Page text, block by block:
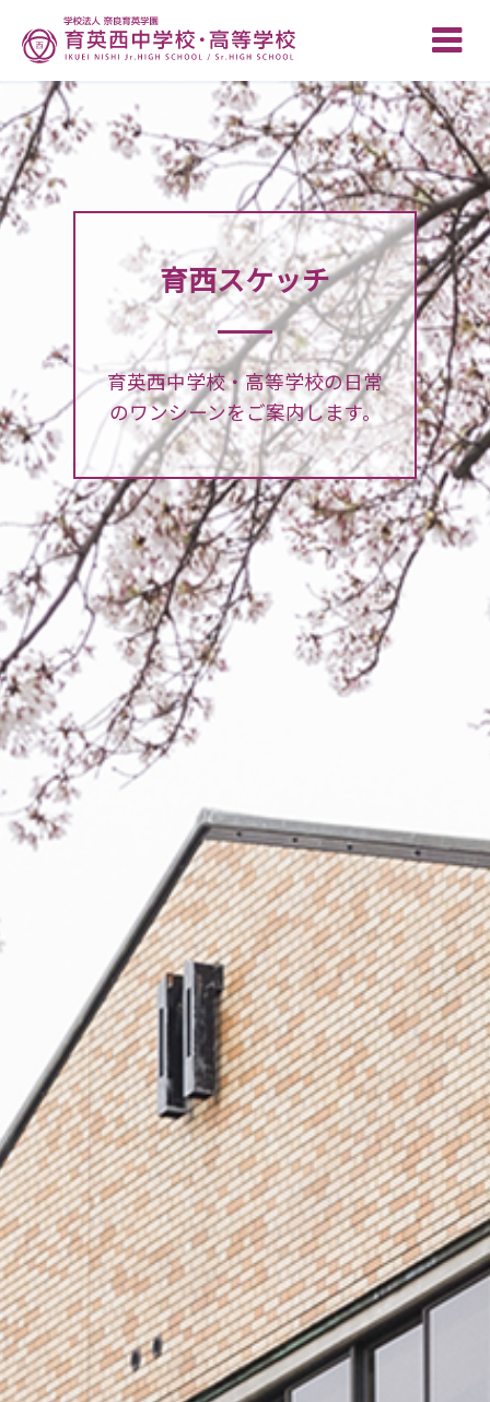
Toggle
育西スケッチ
育英西中学校・高等学校の日常
のワンシーンをご案内します。